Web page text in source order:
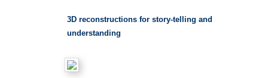
3D reconstructions for story-telling and
understanding